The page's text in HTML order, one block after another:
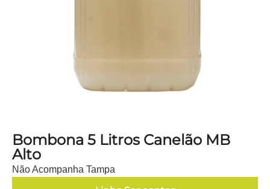
Bombona 5 Litros Canelão MB
Alto
Não Acompanha Tampa